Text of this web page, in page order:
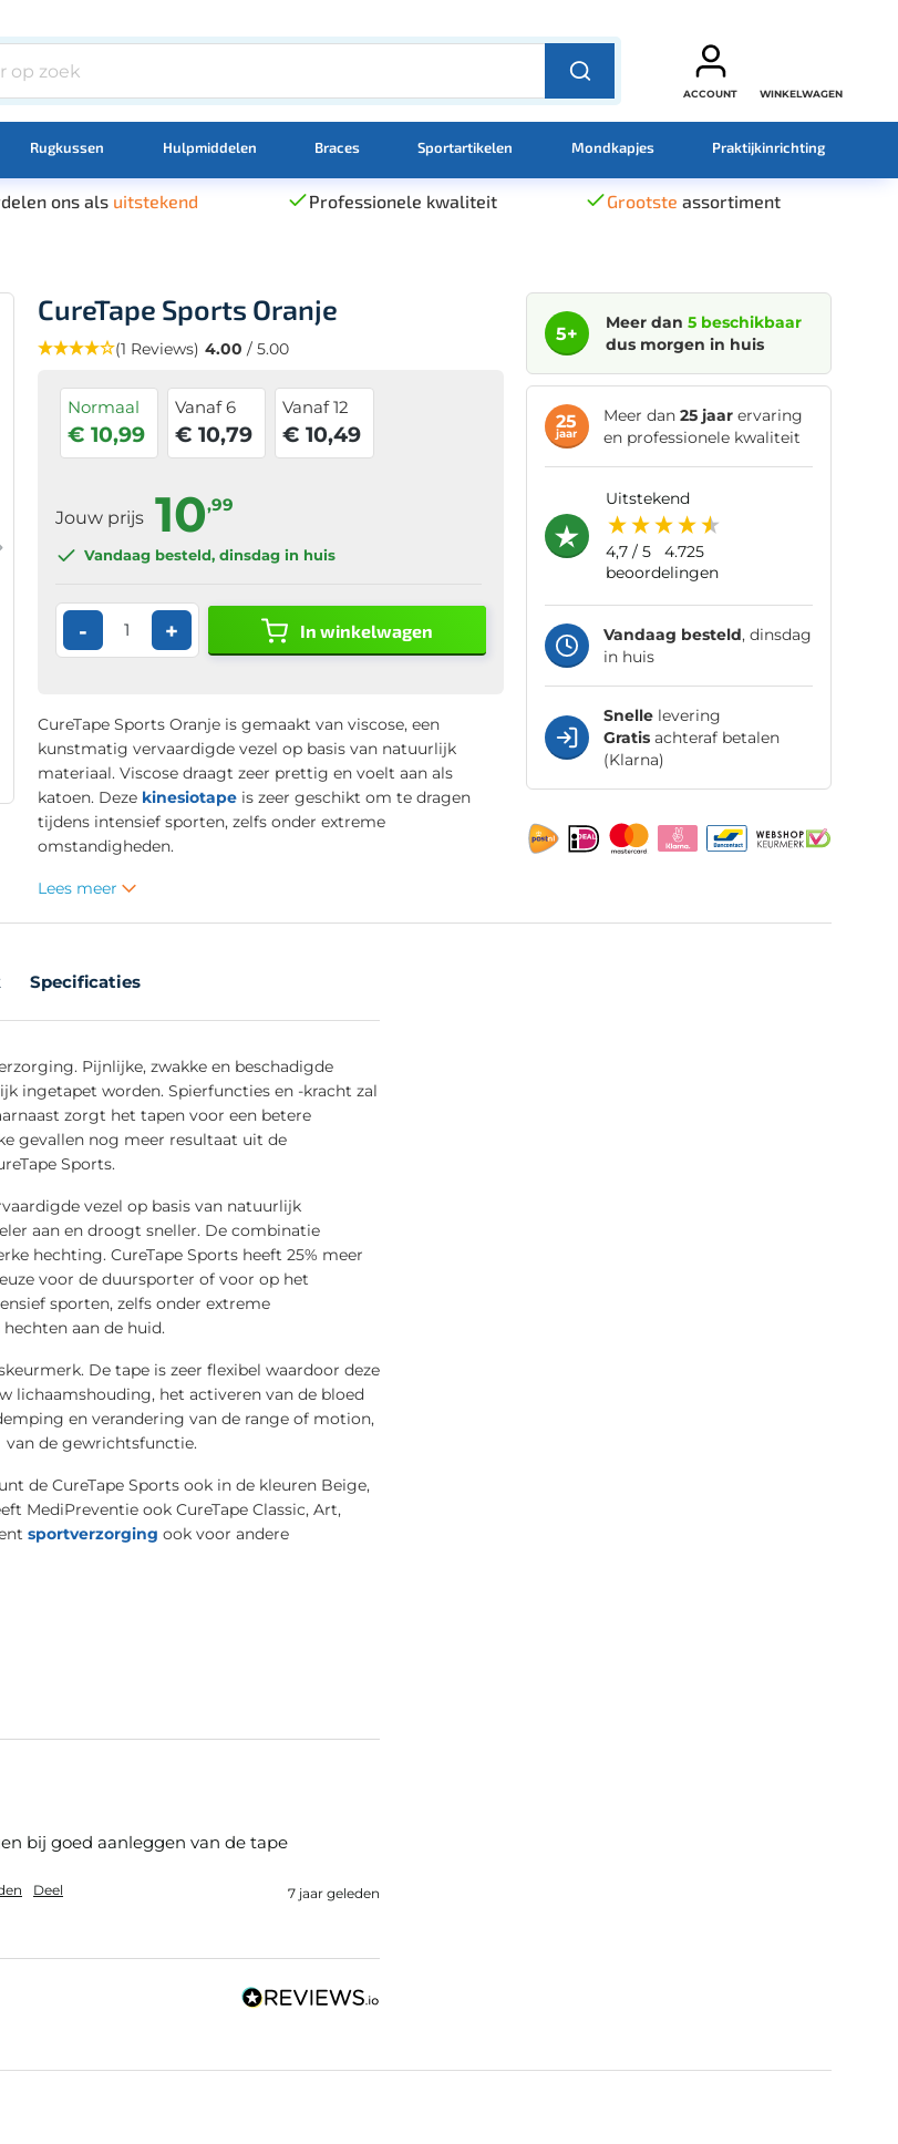
ACCOUNT WINKELWAGEN
Rugkussen Hulpmiddelen Braces Sportartikelen Mondkapjes Praktijkinrichting
ons als uitstekend Professionele kwaliteit Grootste assortiment
CureTape Sports Oranje
(1 Reviews) 4.00 / 5.00
Normaal
€ 10,99
Vanaf 6
€ 10,79
Vanaf 12
€ 10,49
Jouw prijs 10,99
Vandaag besteld, dinsdag in huis
- + In winkelwagen
CureTape Sports Oranje is gemaakt van viscose, een
kunstmatig vervaardigde vezel op basis van natuurlijk
materiaal. Viscose draagt zeer prettig en voelt aan als
katoen. Deze kinesiotapeis zeer geschikt om te dragen
tijdens intensief sporten, zelfs onder extreme
omstandigheden.
Lees meer
5+
Meer dan 5 beschikbaar
dus morgen in huis
25
jaar
Meer dan 25 jaarervaring
en professionele kwaliteit
uitstekend
4,7/ 5
4.725
beoordelingen
Vandaag besteld, dinsdag
in huis
Snellelevering
Gratisachteraf betalen
(Klarna)
Specificaties
Pijnlijke, zwakke en beschadigde
ingetapet worden. Spierfuncties en -kracht zal
zorgt het tapen voor een betere
gevallen nog meer resultaat uit de
Sports.
vezel op basis van natuurlijk
aan en droogt sneller. De combinatie
hechting. CureTape Sports heeft 25% meer
voor de duursporter of voor op het
sporten, zelfs onder extreme
aan de huid.
De tape is zeer flexibel waardoor deze
lichaamshouding, het activeren van de bloed
en verandering van de range of motion,
de gewrichtsfunctie.
de CureTape Sports ook in de kleuren Beige,
MediPreventie ook CureTape Classic, Art,
sportverzorging ook voor andere
bij goed aanleggen van de tape
Deel 7 jaar geleden